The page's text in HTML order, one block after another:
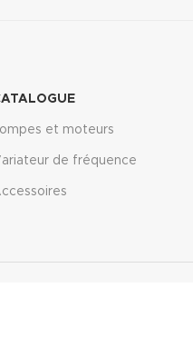
et moteurs
de fréquence